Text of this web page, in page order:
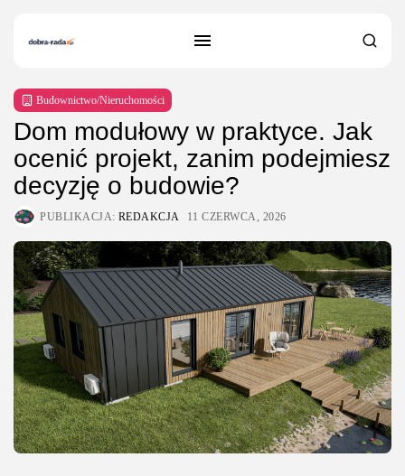
Budownictwo/Nieruchomości
Dom modułowy w praktyce. Jak
ocenić projekt, zanim podejmiesz
decyzję o budowie?
PUBLIKACJA: REDAKCJA 11 CZERWCA, 2026